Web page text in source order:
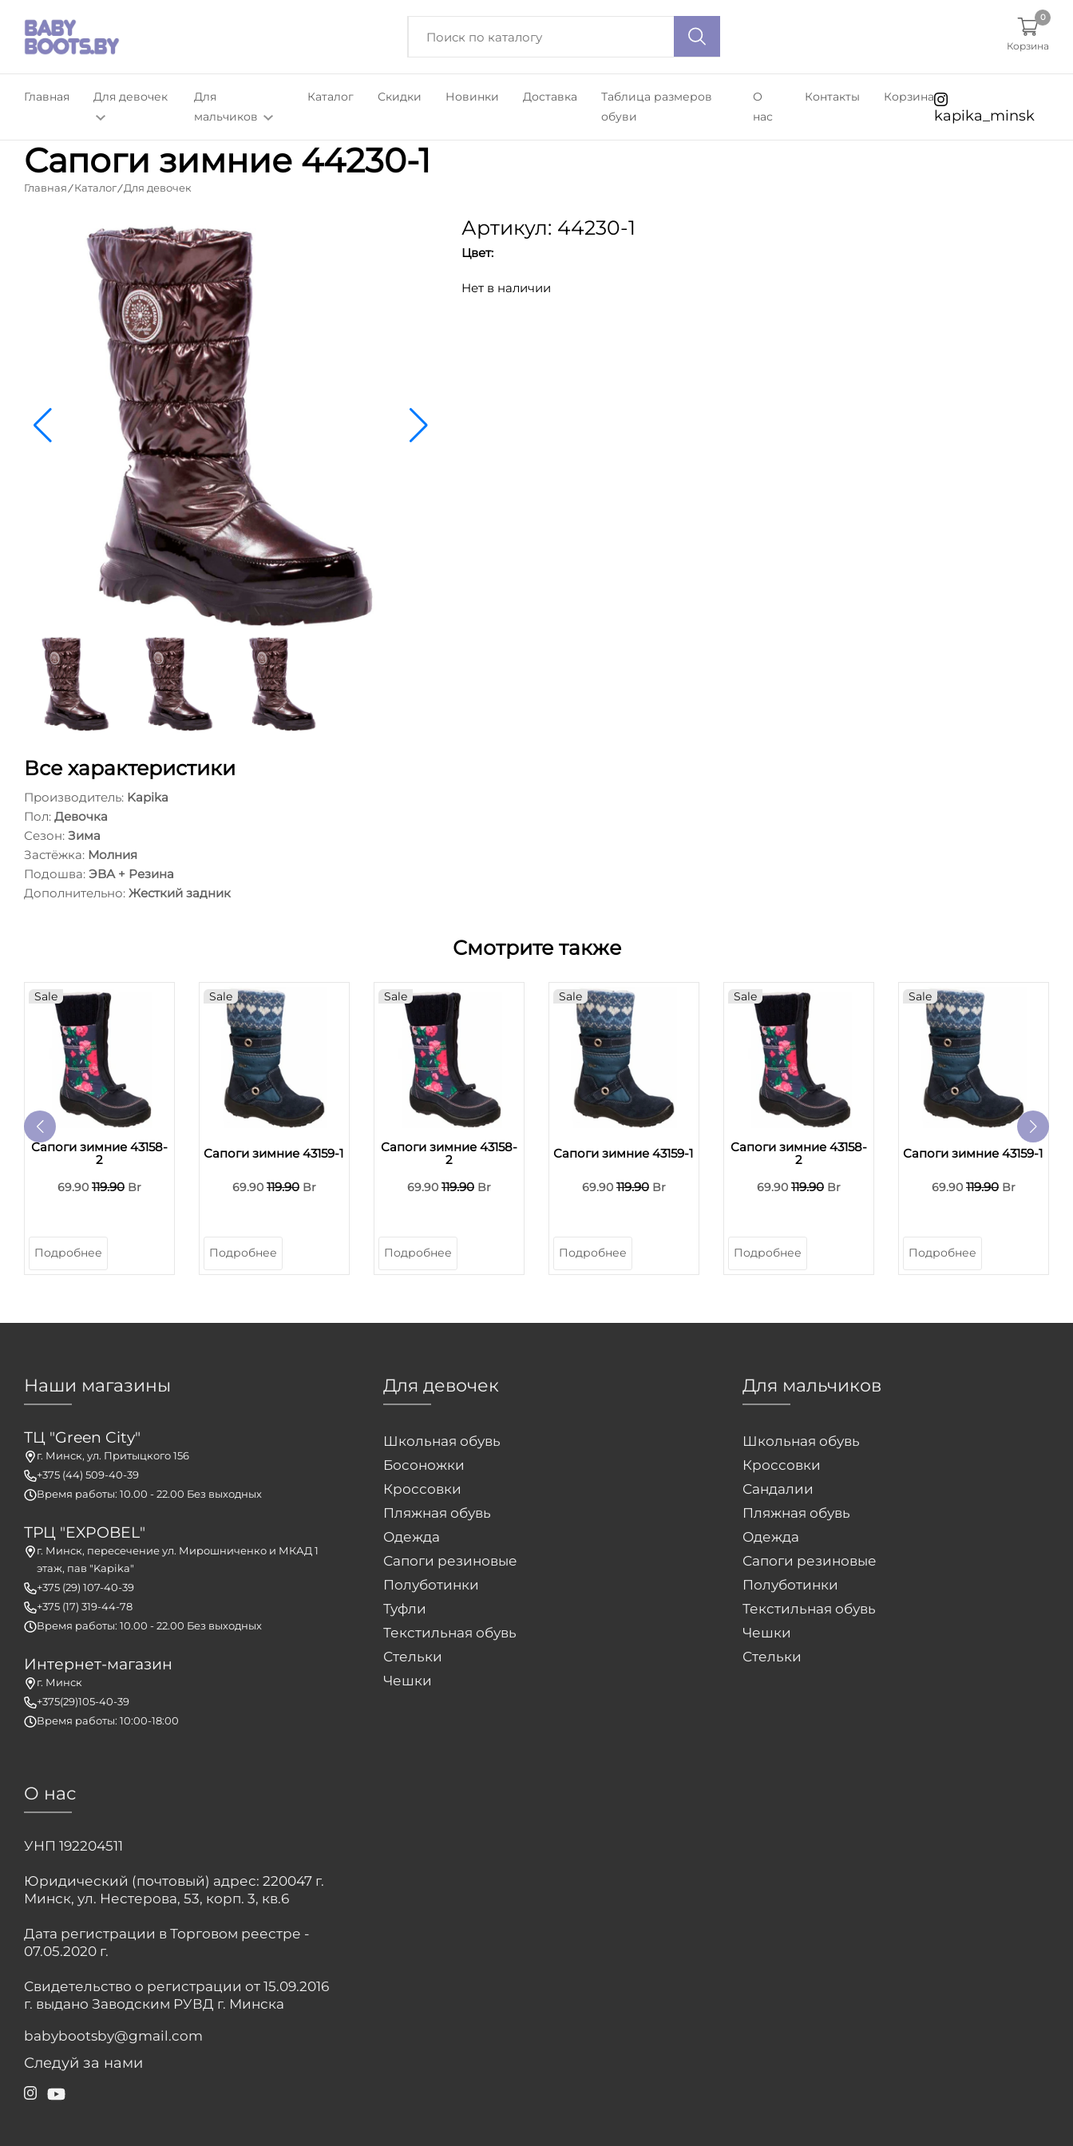
Корзина
0
Главная Для девочек
Для
мальчиков
Каталог Скидки Новинки Доставка
Таблица размеров
обуви
О
нас
Контакты Корзина
kapika_minsk
Сапоги зимние 44230-1
Главная Каталог Для девочек
Артикул: 44230-1
Цвет:
Нет в наличии
Все характеристики
Производитель: Kapika
Пол: Девочка
Сезон: Зима
Застёжка: Молния
Подошва: ЭВА + Резина
Дополнительно: Жесткий задник
Смотрите также
Sale
Сапоги зимние 43158-
2
69.90 119.90 Br
Подробнее
Sale
Сапоги зимние 43159-1
69.90 119.90 Br
Подробнее
Sale
Сапоги зимние 43158-
2
69.90 119.90 Br
Подробнее
Sale
Сапоги зимние 43159-1
69.90 119.90 Br
Подробнее
Sale
Сапоги зимние 43158-
2
69.90 119.90 Br
Подробнее
Sale
Сапоги зимние 43159-1
69.90 119.90 Br
Подробнее
Наши магазины
ТЦ "Green City"
г. Минск, ул. Притыцкого 156
+375 (44) 509-40-39
Время работы: 10.00 - 22.00 Без выходных
ТРЦ "EXPOBEL"
г. Минск, пересечение ул. Мирошниченко и МКАД 1
этаж, пав "Kapika"
+375 (29) 107-40-39
+375 (17) 319-44-78
Время работы: 10.00 - 22.00 Без выходных
Интернет-магазин
г. Минск
+375(29)105-40-39
Время работы: 10:00-18:00
Для девочек
Школьная обувь
Босоножки
Кроссовки
Пляжная обувь
Одежда
Сапоги резиновые
Полуботинки
Туфли
Текстильная обувь
Стельки
Чешки
Для мальчиков
Школьная обувь
Кроссовки
Сандалии
Пляжная обувь
Одежда
Сапоги резиновые
Полуботинки
Текстильная обувь
Чешки
Стельки
О нас
УНП 192204511
Юридический (почтовый) адрес: 220047 г.
Минск, ул. Нестерова, 53, корп. 3, кв.6
Дата регистрации в Торговом реестре -
07.05.2020 г.
Свидетельство о регистрации от 15.09.2016
г. выдано Заводским РУВД г. Минска
babybootsby@gmail.com
Следуй за нами
Instagram
YouTube